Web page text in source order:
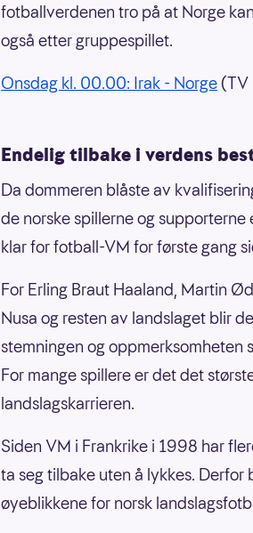
fotballverdenen tro på at Norge
også etter gruppespillet.
Onsdag kl. 00.00: Irak - Norge (TV
Endelig tilbake i verdens
Da dommeren blåste av
de norske spillerne og
klar for fotball-VM for første gang
For Erling Braut Haaland, Martin
Nusa og resten av landslaget blir
stemningen og oppmerksomheten
For mange spillere er det det
landslagskarrieren.
Siden VM i Frankrike i 1998 har
ta seg tilbake uten å lykkes.
øyeblikkene for norsk